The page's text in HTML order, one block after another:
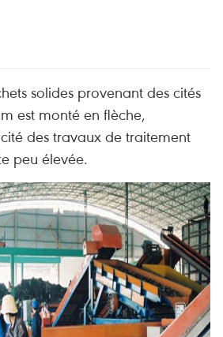
solides provenant des cités
est monté en flèche,
des travaux de traitement
peu élevée.